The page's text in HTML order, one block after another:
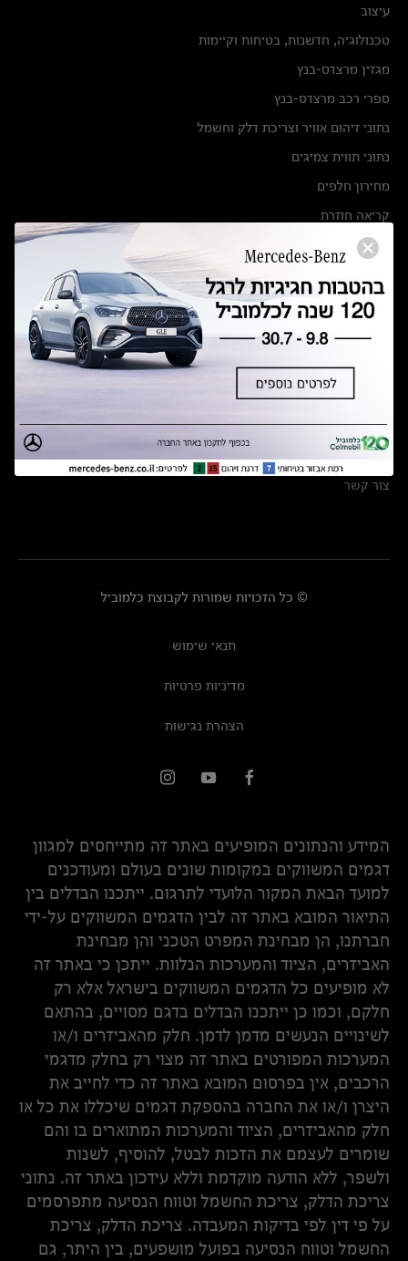
עיצוב
טכנולוגיה, חדשנות, בטיחות וקיימות
מגזין מרצדס-בנץ
ספרי רכב מרצדס-בנץ
נתוני זיהום אוויר וצריכת דלק וחשמל
נתוני תווית צמיגים
מחירון חלפים
קריאה חוזרת
הודעה על הטבות לרכבי מרצדס בהסדר פשרה בתצ 56447-02-19
תקנון ימי מכירות 120 לכלמוביל
מצאו אותנו
אולמות תצוגה
מרכזי שירות
צור קשר
© כל הזכויות שמורות לקבוצת כלמוביל
תנאי שימוש
מדיניות פרטיות
הצהרת נגישות
המידע והנתונים המופיעים באתר זה מתייחסים למגוון
דגמים המשווקים במקומות שונים בעולם ומעודכנים
למועד הבאת המקור הלועדי לתרגום. ייתכנו הבדלים בין
התיאור המובא באתר זה לבין הדגמים המשווקים על-ידי
חברתנו, הן מבחינת המפרט הטכני והן מבחינת
האביזרים, הציוד והמערכות הנלוות. ייתכן כי באתר זה
לא מופיעים כל הדגמים המשווקים בישראל אלא רק
חלקם, וכמו כן ייתכנו הבדלים בדגם מסויים, בהתאם
לשינויים הנעשים מדמן לדמן. חלק מהאביזרים ו/או
המערכות המפורטים באתר זה מצוי רק בחלק מדגמי
הרכבים, אין בפרסום המובא באתר זה כדי לחייב את
היצרן ו/או את החברה בהספקת דגמים שיכללו את כל או
חלק מהאביזרים, הציוד והמערכות המתוארים בו והם
שומרים לעצמם את הזכות לבטל, להוסיף, לשנות
ולשפר, ללא הודעה מוקדמת וללא עידכון באתר זה. נתוני
צריכת הדלק, צריכת החשמל וטווח הנסיעה מתפרסמים
על פי דין לפי בדיקות המעבדה. צריכת הדלק, צריכת
החשמל וטווח הנסיעה בפועל מושפעים, בין היתר, גם